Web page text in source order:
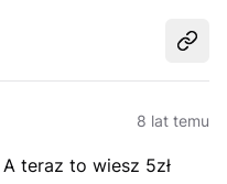
8 lat temu
teraz to wiesz 5zł